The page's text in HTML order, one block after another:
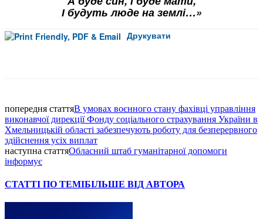
І будуть люде на землі…»
Друкувати
попередня статтяВ умовах воєнного стану фахівці управління
виконавчої дирекції Фонду соціального страхування України в
Хмельницькій області забезпечують роботу для безперервного
здійснення усіх виплат
наступна статтяОбласний штаб гуманітарної допомоги
інформує
СТАТТІ ПО ТЕМІБІЛЬШЕ ВІД АВТОРА